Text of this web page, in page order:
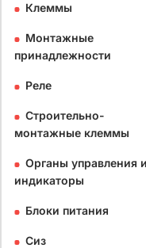
Клеммы
Монтажные
принадлежности
Реле
Строительно-
монтажные клеммы
Органы управления и
индикаторы
Блоки питания
Сиз